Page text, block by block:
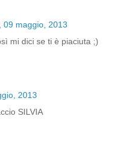
09 maggio, 2013
mi dici se ti è piaciuta ;)
2013
SILVIA